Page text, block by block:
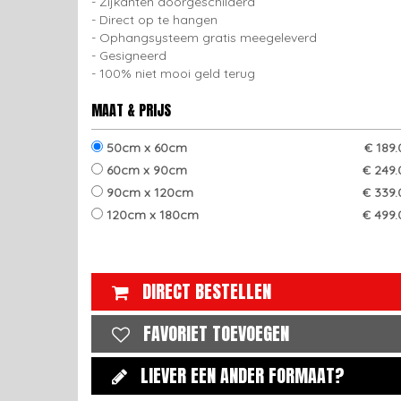
Direct op te hangen
Ophangsysteem gratis meegeleverd
Gesigneerd
100% niet mooi geld terug
MAAT & PRIJS
50cm x 60cm
€
60cm x 90cm
€
90cm x 120cm
€
120cm x 180cm
€
DIRECT BESTELLEN
FAVORIET TOEVOEGEN
LIEVER EEN ANDER FORMAAT?